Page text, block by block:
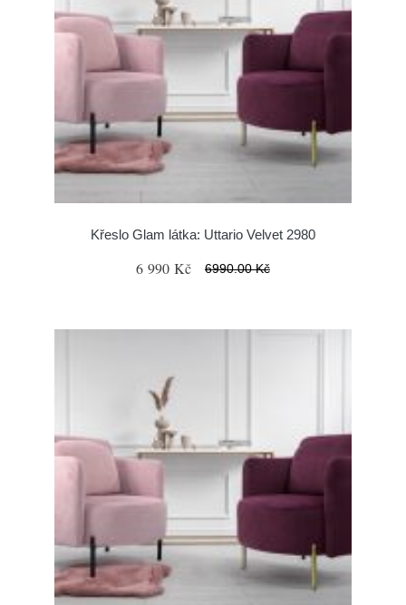
Křeslo Glam látka: Uttario Velvet 2980
6 990 Kč 6990.00 Kč